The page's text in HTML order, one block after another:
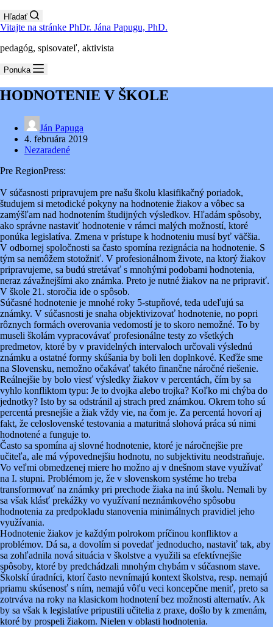
Hľadať
Vitajte na stránke PhDr. Jána Papugu, PhD.
pedagóg, spisovateľ, aktivista
Ponuka
HODNOTENIE V ŠKOLE
Ján Papuga
4. februára 2019
Nezaradené
Pre RegionPress:
V súčasnosti pripravujem pre našu školu klasifikačný poriadok,
študujem si metodické pokyny na hodnotenie žiakov a vôbec sa
zamýšľam nad hodnotením študijných výsledkov. Hľadám spôsoby,
ako správne nastaviť hodnotenie v rámci malých možností, ktoré
ponúka legislatíva. Zmena v prístupe k hodnoteniu musí byť väčšia.
V odbornej spoločnosti sa často spomína rezignácia na hodnotenie. S
tým sa nemôžem stotožniť. V profesionálnom živote, na ktorý žiakov
pripravujeme, sa budú stretávať s mnohými podobami hodnotenia,
neraz závažnejšími ako známka. Preto je nutné žiakov na ne pripraviť.
V škole 21. storočia ide o spôsob.
Súčasné hodnotenie je mnohé roky 5-stupňové, teda udeľujú sa
známky. V súčasnosti je snaha objektivizovať hodnotenie, no popri
rôznych formách overovania vedomostí je to skoro nemožné. To by
museli školám vypracovávať profesionálne testy zo všetkých
predmetov, ktoré by v pravidelných intervaloch určovali výslednú
známku a ostatné formy skúšania by boli len doplnkové. Keďže sme
na Slovensku, nemožno očakávať takéto finančne náročné riešenie.
Reálnejšie by bolo viesť výsledky žiakov v percentách, čím by sa
vyhlo konfliktom typu: Je to dvojka alebo trojka? Koľko mi chýba do
jednotky? Isto by sa odstránil aj strach pred známkou. Okrem toho sú
percentá presnejšie a žiak vždy vie, na čom je. Za percentá hovorí aj
fakt, že celoslovenské testovania a maturitná slohová práca sú nimi
hodnotené a funguje to.
Často sa spomína aj slovné hodnotenie, ktoré je náročnejšie pre
učiteľa, ale má výpovednejšiu hodnotu, no subjektivitu neodstraňuje.
Vo veľmi obmedzenej miere ho možno aj v dnešnom stave využívať
na I. stupni. Problémom je, že v slovenskom systéme ho treba
transformovať na známky pri prechode žiaka na inú školu. Nemali by
sa však klásť prekážky vo využívaní neznámkového spôsobu
hodnotenia za predpokladu stanovenia minimálnych pravidiel jeho
využívania.
Hodnotenie žiakov je každým polrokom príčinou konfliktov a
problémov. Dá sa, a dovolím si povedať jednoducho, nastaviť tak, aby
sa zohľadnila nová situácia v školstve a využili sa efektívnejšie
spôsoby, ktoré by predchádzali mnohým chybám v súčasnom stave.
Školskí úradníci, ktorí často nevnímajú kontext školstva, resp. nemajú
priamu skúsenosť s ním, nemajú vôľu veci koncepčne meniť, preto sa
zotrváva na roky na klasickom hodnotení bez možnosti alternatív. Ak
by sa však k legislatíve pripustili učitelia z praxe, došlo by k zmenám,
ktoré by prospeli žiakom. Nielen v oblasti hodnotenia.